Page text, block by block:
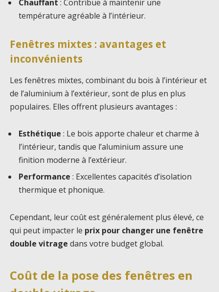
Chauffant : Contribue à maintenir une
température agréable à l’intérieur.
Fenêtres mixtes : avantages et
inconvénients
Les fenêtres mixtes, combinant du bois à l’intérieur et
de l’aluminium à l’extérieur, sont de plus en plus
populaires. Elles offrent plusieurs avantages :
Esthétique : Le bois apporte chaleur et charme à
l’intérieur, tandis que l’aluminium assure une
finition moderne à l’extérieur.
Performance : Excellentes capacités d’isolation
thermique et phonique.
Cependant, leur coût est généralement plus élevé, ce
qui peut impacter le prix pour changer une fenêtre
double vitrage dans votre budget global.
Coût de la pose des fenêtres en